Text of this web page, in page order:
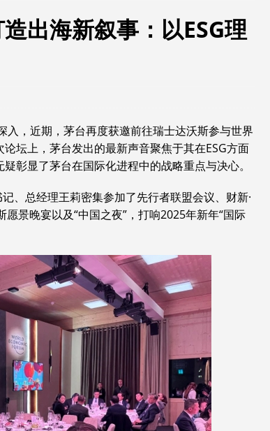
出海新叙事：以ESG理
，近期，茅台再度获邀前往瑞士达沃斯参与世界
坛上，茅台发出的最新声音聚焦于其在ESG方面
彰显了茅台在国际化进程中的战略重点与决心。
、总经理王莉密集参加了先行者联盟会议、财新·
景晚宴以及“中国之夜”，打响2025年新年“国际